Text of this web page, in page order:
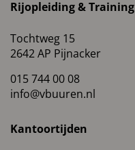
Rijopleiding & Training
Tochtweg 15
2642 AP Pijnacker
015 744 00 08
info@vbuuren.nl
Kantoortijden